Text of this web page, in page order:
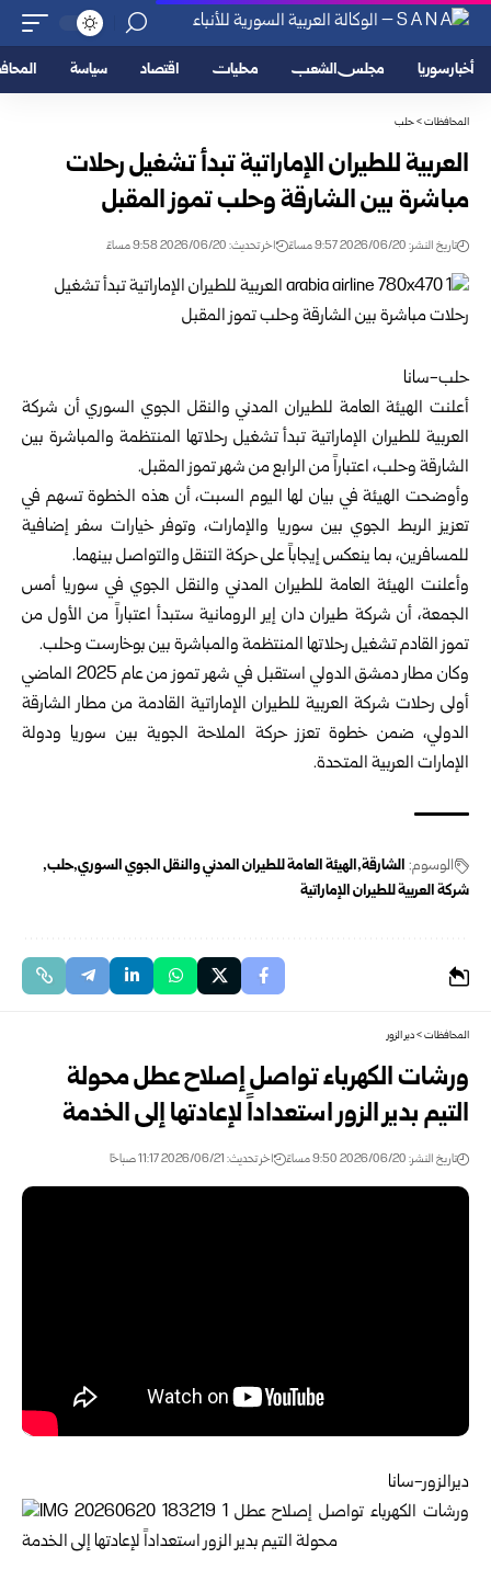
أخبار سوريا مجلس الشعب محليات اقتصاد سياسة
المحافظات>حلب
العربية للطيران الإماراتية تبدأ تشغيل رحلات
مباشرة بين الشارقة وحلب ‏تموز المقبل
تاريخ النشر: 2026/06/20 9:57 مساءً اخر تحديث: 2026/06/20 9:58 مساءً
حلب-سانا‏
أعلنت الهيئة العامة للطيران المدني والنقل الجوي السوريأن شركة
العربية للطيران ‏الإماراتية تبدأ تشغيل رحلاتها المنتظمة والمباشرة بين
الشارقة وحلب، اعتباراً من الرابع ‏من شهر تموز المقبل.
وأوضحت الهيئة في بيان لها اليوم السبت، أن هذه الخطوة تسهم في
تعزيز الربط الجوي بين ‏سوريا والإمارات، وتوفر خيارات سفر إضافية
للمسافرين، بما ينعكس إيجاباً على حركة ‏التنقل والتواصل بينهما.
وأعلنت الهيئة العامة للطيران المدني والنقل الجوي في سوريا أمس
الجمعة، أن شركة ‏طيران دان إير الرومانية ستبدأ اعتباراً من الأول من
تموز القادم تشغيل رحلاتها ‏المنتظمة والمباشرة بين بوخارست وحلب.
وكان مطار دمشق الدولي استقبل في شهر تموز من عام 2025 الماضي
أولى رحلات ‏شركة العربية للطيران الإماراتية القادمة من مطار الشارقة
الدولي، ضمن خطوة تعزز ‏حركة الملاحة الجوية بين سوريا ودولة
الإمارات العربية المتحدة.‏
الوسوم: الشارقة الهيئة العامة للطيران المدني والنقل الجوي السوري حلب
شركة العربية للطيران ‏الإماراتية
المحافظات>دير الزور
ورشات الكهرباء تواصل إصلاح عطل محولة
التيم بدير الزور استعداداً لإعادتها إلى الخدمة
تاريخ النشر: 2026/06/20 9:50 مساءً اخر تحديث: 2026/06/21 11:17 صباحًا
ديرالزور-سانا